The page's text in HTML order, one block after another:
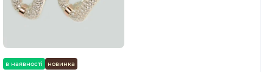
в наявності новинка